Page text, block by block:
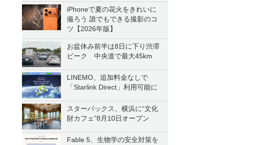
iPhoneで夏の花火をきれいに
撮ろう 誰でもできる撮影のコ
ツ【2026年版】
お盆休み前半は8日に下り渋滞
ピーク 中央道で最大45km
LINEMO、追加料金なしで
「Starlink Direct」利用可能に
スターバックス、横浜に“文化
財カフェ”8月10日オープン
Fable 5、生物学の安全対策を